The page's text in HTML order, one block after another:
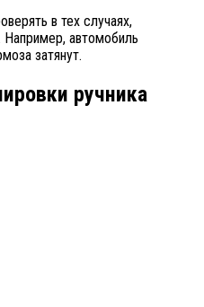
в тех случаях,
Например, автомобиль
затянут.
ручника